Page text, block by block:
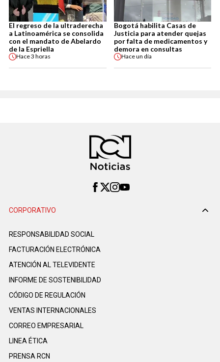
El regreso de la ultraderecha
a Latinoamérica se consolida
con el mandato de Abelardo
de la Espriella
Hace3 horas
Bogotá habilita Casas de
Justicia para atender quejas
por falta de medicamentos y
demora en consultas
Haceun día
CORPORATIVO
RESPONSABILIDAD SOCIAL
FACTURACIÓN ELECTRÓNICA
ATENCIÓN AL TELEVIDENTE
INFORME DE SOSTENIBILIDAD
CÓDIGO DE REGULACIÓN
VENTAS INTERNACIONALES
CORREO EMPRESARIAL
LINEA ÉTICA
PRENSA RCN